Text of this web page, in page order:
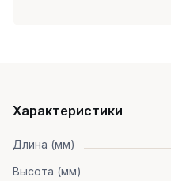
Характеристики
Длина (мм)
Высота (мм)